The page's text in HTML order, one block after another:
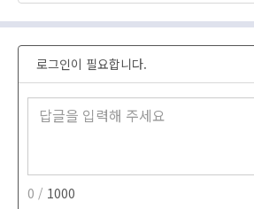
로그인이 필요합니다.
0 / 1000